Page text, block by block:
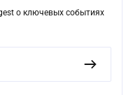
о ключевых событиях